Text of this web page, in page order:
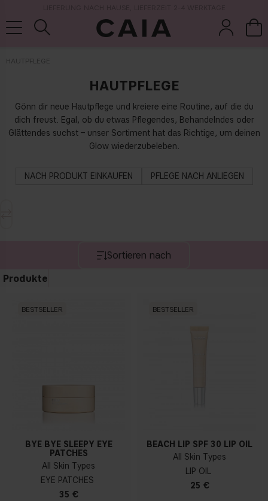
HAUTPFLEGE
HAUTPFLEGE
Gönn dir neue Hautpflege und kreiere eine Routine, auf die du
dich freust. Egal, ob du etwas Pflegendes, Behandelndes oder
Glättendes suchst – unser Sortiment hat das Richtige, um deinen
Glow wiederzubeleben.
NACH PRODUKT EINKAUFEN PFLEGE NACH ANLIEGEN
Sortieren nach
Produkte
BESTSELLER
BYE BYE SLEEPY EYE
PATCHES
All Skin Types
EYE PATCHES
35 €
BESTSELLER
BEACH LIP SPF 30 LIP OIL
All Skin Types
LIP OIL
25 €
kits & sets
trockensha